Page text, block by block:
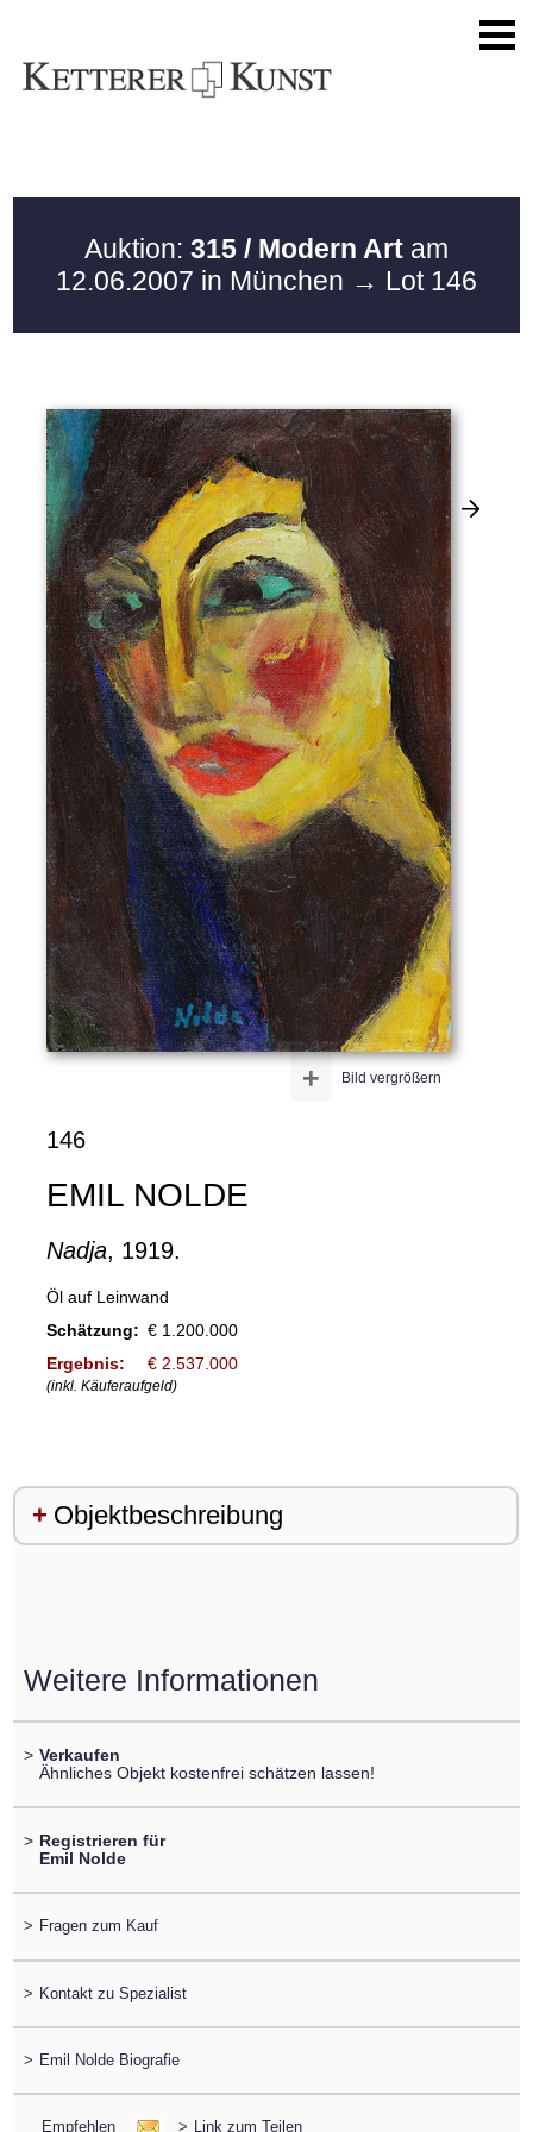
Auktion: 315 / Modern Art am
12.06.2007 in München → Lot 146
Bild vergrößern
+
146
EMIL NOLDE
Nadja, 1919.
Öl auf Leinwand
Schätzung: € 1.200.000
Ergebnis:
€ 2.537.000
(inkl. Käuferaufgeld)
Objektbeschreibung
Weitere Informationen
> Verkaufen
Ähnliches Objekt kostenfrei schätzen lassen!
> Registrieren für
Emil Nolde
> Fragen zum Kauf
> Kontakt zu Spezialist
> Emil Nolde Biografie
Empfehlen > Link zum Teilen